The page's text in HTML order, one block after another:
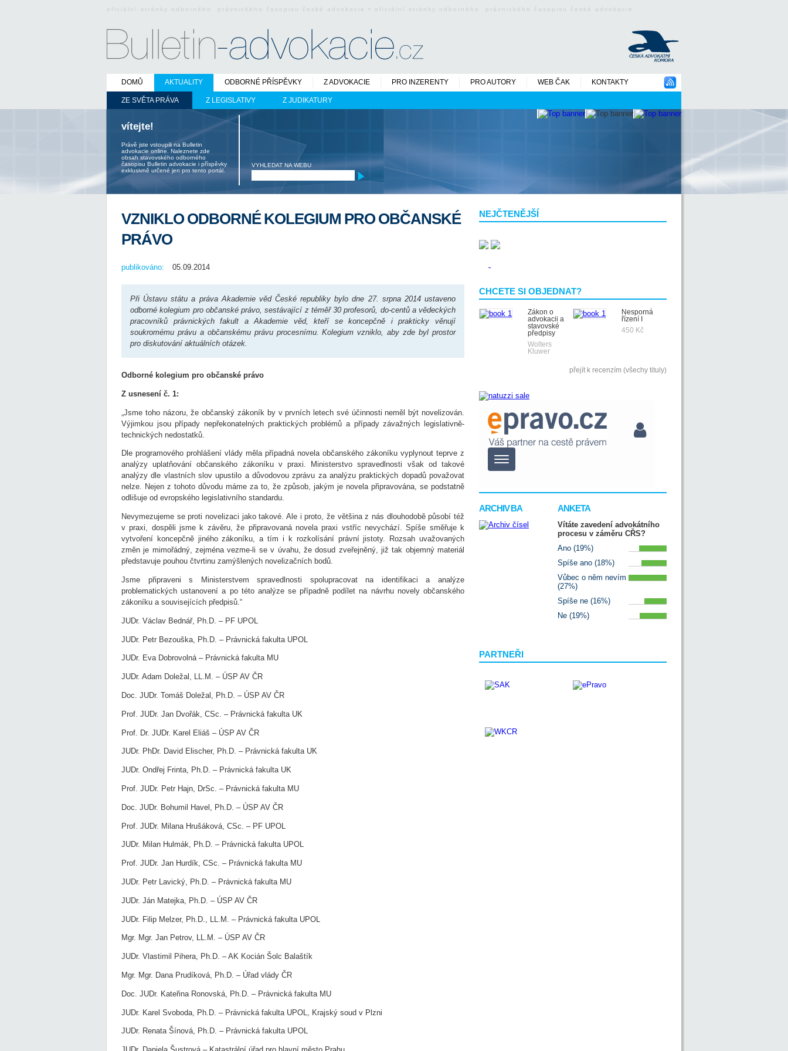
oficiální stránky odborného právnického časopisu české advokacie • oficiální stránky odborného právnického časopisu české advokacie
DOMŮ AKTUALITY
ZE SVĚTA PRÁVA Z LEGISLATIVY Z JUDIKATURY
ODBORNÉ PŘÍSPĚVKY Z ADVOKACIE PRO INZERENTY PRO AUTORY WEB ČAK KONTAKTY
vítejte!
Právě jste vstoupili na Bulletin
advokacie online. Naleznete zde
obsah stavovského odborného
časopisu Bulletin advokacie i příspěvky
exklusivně určené jen pro tento portál.
VYHLEDAT NA WEBU
NEJČTENĚJŠÍ
CHCETE SI OBJEDNAT?
Zákon o
advokacii a
stavovské
předpisy
Wolters
Kluwer
Nesporná
řízení I
450 Kč
přejít k recenzím (všechy tituly)
ARCHIV BA ANKETA
Vítáte zavedení advokátního
procesu v záměru CŘS?
Ano (19%)
Spíše ano (18%)
Vůbec o něm nevím
(27%)
Spíše ne (16%)
Ne (19%)
PARTNEŘI
VZNIKLO ODBORNÉ KOLEGIUM PRO OBČANSKÉ
PRÁVO
publikováno: 05.09.2014
Při Ústavu státu a práva Akademie věd České republiky bylo dne 27. srpna 2014 ustaveno
odborné kolegium pro občanské právo, sestávající z téměř 30 profesorů, do-centů a vědeckých
pracovníků právnických fakult a Akademie věd, kteří se koncepčně i prakticky věnují
soukromému právu a občanskému právu procesnímu. Kolegium vzniklo, aby zde byl prostor
pro diskutování aktuálních otázek.
Odborné kolegium pro občanské právo
Z usnesení č. 1:
„Jsme toho názoru, že občanský zákoník by v prvních letech své účinnosti neměl být novelizován.
Výjimkou jsou případy nepřekonatelných praktických problémů a případy závažných legislativně-
technických nedostatků.
Dle programového prohlášení vlády měla případná novela občanského zákoníku vyplynout teprve z
analýzy uplatňování občanského zákoníku v praxi. Ministerstvo spravedlnosti však od takové
analýzy dle vlastních slov upustilo a důvodovou zprávu za analýzu praktických dopadů považovat
nelze. Nejen z tohoto důvodu máme za to, že způsob, jakým je novela připravována, se podstatně
odlišuje od evropského legislativního standardu.
Nevymezujeme se proti novelizaci jako takové. Ale i proto, že většina z nás dlouhodobě působí též
v praxi, dospěli jsme k závěru, že připravovaná novela praxi vstříc nevychází. Spíše směřuje k
vytvoření koncepčně jiného zákoníku, a tím i k rozkolísání právní jistoty. Rozsah uvažovaných
změn je mimořádný, zejména vezme-li se v úvahu, že dosud zveřejněný, již tak objemný materiál
představuje pouhou čtvrtinu zamýšlených novelizačních bodů.
Jsme připraveni s Ministerstvem spravedlnosti spolupracovat na identifikaci a analýze
problematických ustanovení a po této analýze se případně podílet na návrhu novely občanského
zákoníku a souvisejících předpisů.“
JUDr. Václav Bednář, Ph.D. – PF UPOL
JUDr. Petr Bezouška, Ph.D. – Právnická fakulta UPOL
JUDr. Eva Dobrovolná – Právnická fakulta MU
JUDr. Adam Doležal, LL.M. – ÚSP AV ČR
Doc. JUDr. Tomáš Doležal, Ph.D. – ÚSP AV ČR
Prof. JUDr. Jan Dvořák, CSc. – Právnická fakulta UK
Prof. Dr. JUDr. Karel Eliáš – ÚSP AV ČR
JUDr. PhDr. David Elischer, Ph.D. – Právnická fakulta UK
JUDr. Ondřej Frinta, Ph.D. – Právnická fakulta UK
Prof. JUDr. Petr Hajn, DrSc. – Právnická fakulta MU
Doc. JUDr. Bohumil Havel, Ph.D. – ÚSP AV ČR
Prof. JUDr. Milana Hrušáková, CSc. – PF UPOL
JUDr. Milan Hulmák, Ph.D. – Právnická fakulta UPOL
Prof. JUDr. Jan Hurdík, CSc. – Právnická fakulta MU
JUDr. Petr Lavický, Ph.D. – Právnická fakulta MU
JUDr. Ján Matejka, Ph.D. – ÚSP AV ČR
JUDr. Filip Melzer, Ph.D., LL.M. – Právnická fakulta UPOL
Mgr. Mgr. Jan Petrov, LL.M. – ÚSP AV ČR
JUDr. Vlastimil Pihera, Ph.D. – AK Kocián Šolc Balaštík
Mgr. Mgr. Dana Prudíková, Ph.D. – Úřad vlády ČR
Doc. JUDr. Kateřina Ronovská, Ph.D. – Právnická fakulta MU
JUDr. Karel Svoboda, Ph.D. – Právnická fakulta UPOL, Krajský soud v Plzni
JUDr. Renata Šínová, Ph.D. – Právnická fakulta UPOL